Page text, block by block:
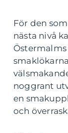
För den
nästa nivå
noggrant
en
och